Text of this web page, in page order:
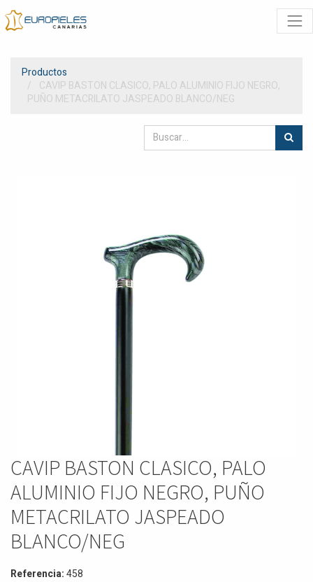
Productos
CAVIP BASTON CLASICO, PALO ALUMINIO FIJO NEGRO,
PUÑO METACRILATO JASPEADO BLANCO/NEG
CAVIP BASTON CLASICO, PALO
ALUMINIO FIJO NEGRO, PUÑO
METACRILATO JASPEADO
BLANCO/NEG
Referencia:458